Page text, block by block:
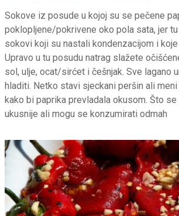
Sokove iz posude u kojoj su se pečene
poklopljene/pokrivene oko pola sata, jer
sokovi koji su nastali kondenzacijom i
Upravo u tu posudu natrag slažete
sol, ulje, ocat/sirćet i češnjak. Sve lagano
hladiti. Netko stavi sjeckani peršin ali
kako bi paprika prevladala okusom. Što
ukusnije ali mogu se konzumirati odmah